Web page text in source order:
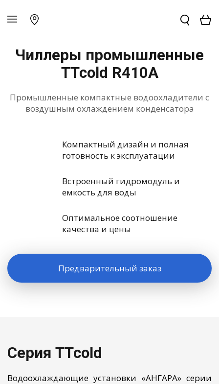
Чиллеры промышленные
TTcold R410A
Промышленные компактные водоохладители с
воздушным охлаждением конденсатора
Компактный дизайн и полная
готовность к эксплуатации
Встроенный гидромодуль и
емкость для воды
Оптимальное соотношение
качества и цены
Предварительный заказ
Серия TTcold
Водоохлаждающие установки «АНГАРА» серии